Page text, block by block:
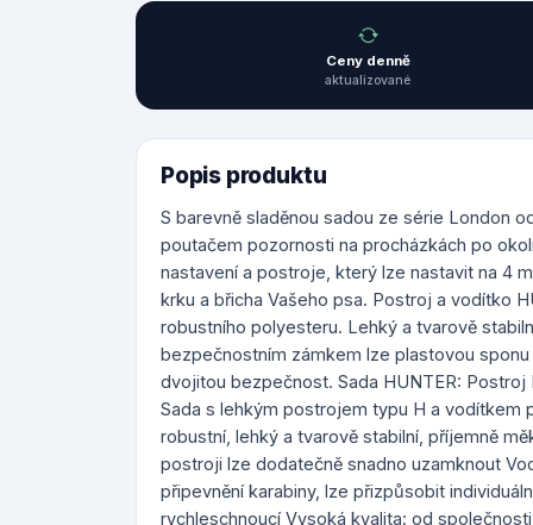
Ceny denně
aktualizované
Popis produktu
S barevně sladěnou sadou ze série London
poutačem pozornosti na procházkách po
nastavení a postroje, který lze nastavit na 4
krku a břicha Vašeho psa. Postroj a vodítko
robustního polyesteru. Lehký a tvarově
bezpečnostním zámkem lze plastovou
dvojitou bezpečnost. Sada HUNTER:
Sada s lehkým postrojem typu H a vodítkem
robustní, lehký a tvarově stabilní, příjemně
postroji lze dodatečně snadno uzamknout
připevnění karabiny, lze přizpůsobit
rychleschnoucí Vysoká kvalita: od